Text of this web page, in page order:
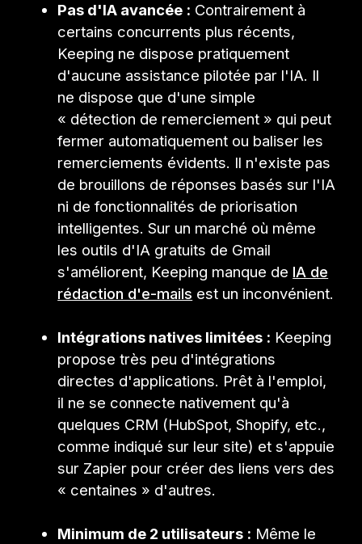
Pas d'IA avancée : Contrairement à
certains concurrents plus récents,
Keeping ne dispose pratiquement
d'aucune assistance pilotée par l'IA. Il
ne dispose que d'une simple
« détection de remerciement » qui peut
fermer automatiquement ou baliser les
remerciements évidents. Il n'existe pas
de brouillons de réponses basés sur l'IA
ni de fonctionnalités de priorisation
intelligentes. Sur un marché où même
les outils d'IA gratuits de Gmail
s'améliorent, Keeping manque de IA de
rédaction d'e-mails est un inconvénient.
Intégrations natives limitées : Keeping
propose très peu d'intégrations
directes d'applications. Prêt à l'emploi,
il ne se connecte nativement qu'à
quelques CRM (HubSpot, Shopify, etc.,
comme indiqué sur leur site) et s'appuie
sur Zapier pour créer des liens vers des
« centaines » d'autres.
Minimum de 2 utilisateurs : Même le